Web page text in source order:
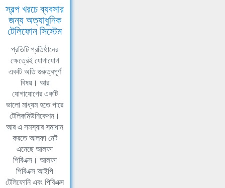
স্বল্প খরচে ব্যবসার
জন্য অত্যাধুনিক
টেলিফোন সিস্টেম
প্রতিটি প্রতিষ্ঠানের
ক্ষেত্রেই যোগাযোগ
একটি অতি গুরুত্বপূর্ণ
বিষয়। আর
যোগাযোগের একটি
ভালো মাধ্যম হতে পারে
টেলিকমিউনিকেশন।
আর এ সমস্যার সমাধান
করতে আলফা নেট
এনেছে আলফা
পিবিএক্স। আলফা
পিবিএক্স আইপি
টেলিফোনি এবং পিবিএক্স